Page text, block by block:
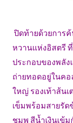
ปิดท้ายด้วยการ
หวานแห่งอิสตรี
ประกอบของพลั
ถ่ายทอดอยู่ในคอ
ใหญ่ รองเท้าส้นเ
เข็มพร้อมสายรั
ชมพู สีน้ำเงินเข้